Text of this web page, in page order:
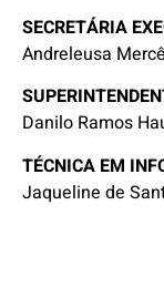
SECRETÁRIA
Andreleusa
Danilo Ramos
TÉCNICA EM
Jaqueline de